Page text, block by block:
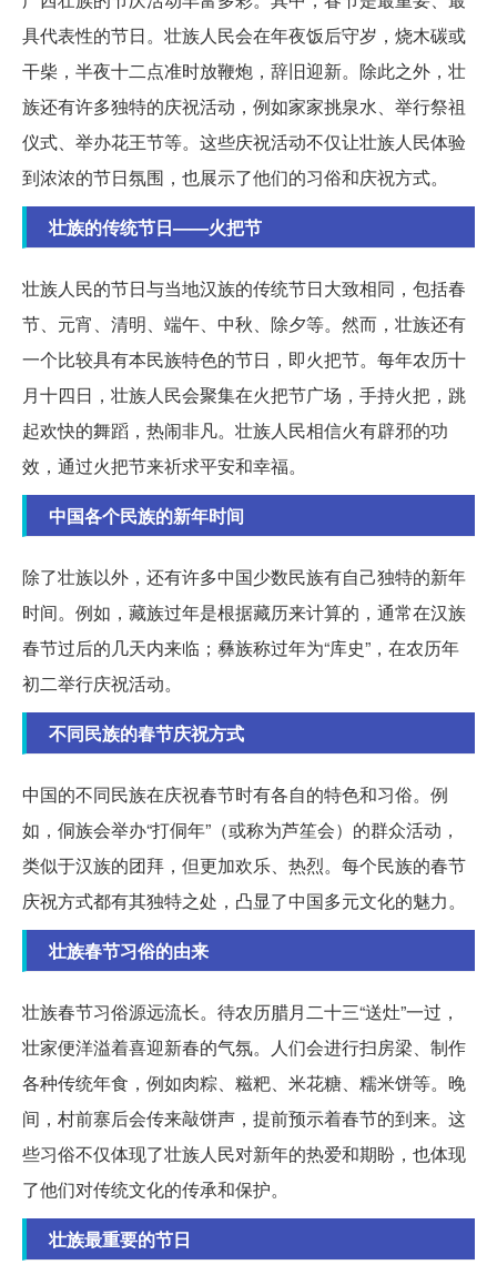
具代表性的节日。壮族人民会在年夜饭后守岁，烧木碳或
干柴，半夜十二点准时放鞭炮，辞旧迎新。除此之外，壮
族还有许多独特的庆祝活动，例如家家挑泉水、举行祭祖
仪式、举办花王节等。这些庆祝活动不仅让壮族人民体验
到浓浓的节日氛围，也展示了他们的习俗和庆祝方式。
壮族的传统节日——火把节
壮族人民的节日与当地汉族的传统节日大致相同，包括春
节、元宵、清明、端午、中秋、除夕等。然而，壮族还有
一个比较具有本民族特色的节日，即火把节。每年农历十
月十四日，壮族人民会聚集在火把节广场，手持火把，跳
起欢快的舞蹈，热闹非凡。壮族人民相信火有辟邪的功
效，通过火把节来祈求平安和幸福。
中国各个民族的新年时间
除了壮族以外，还有许多中国少数民族有自己独特的新年
时间。例如，藏族过年是根据藏历来计算的，通常在汉族
春节过后的几天内来临；彝族称过年为“库史”，在农历年
初二举行庆祝活动。
不同民族的春节庆祝方式
中国的不同民族在庆祝春节时有各自的特色和习俗。例
如，侗族会举办“打侗年”（或称为芦笙会）的群众活动，
类似于汉族的团拜，但更加欢乐、热烈。每个民族的春节
庆祝方式都有其独特之处，凸显了中国多元文化的魅力。
壮族春节习俗的由来
壮族春节习俗源远流长。待农历腊月二十三“送灶”一过，
壮家便洋溢着喜迎新春的气氛。人们会进行扫房梁、制作
各种传统年食，例如肉粽、糍粑、米花糖、糯米饼等。晚
间，村前寨后会传来敲饼声，提前预示着春节的到来。这
些习俗不仅体现了壮族人民对新年的热爱和期盼，也体现
了他们对传统文化的传承和保护。
壮族最重要的节日